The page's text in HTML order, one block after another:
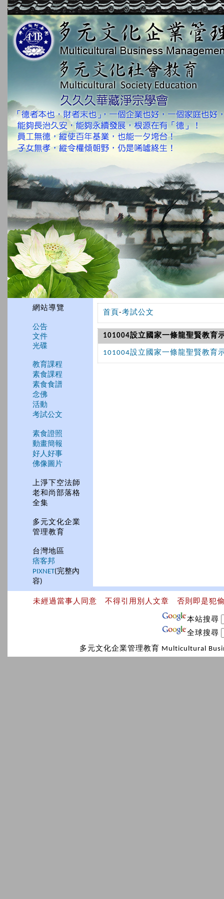
網站導覽
公告
文件
光碟
教育課程
素食課程
素食食譜
念佛
活動
考試公文
素食證照
動畫簡報
好人好事
佛像圖片
上淨下空法師
老和尚部落格
全集
多元文化企業
管理教育
台灣地區
痞客邦
PIXNET(完整內
容)
首頁-考試公文
101004設立國家一條龍聖賢教育
101004設立國家一條龍聖賢教育
未經過當事人同意 不得引用別人文章 否則即是犯
本站搜尋
全球搜尋
多元文化企業管理教育 Multicultural